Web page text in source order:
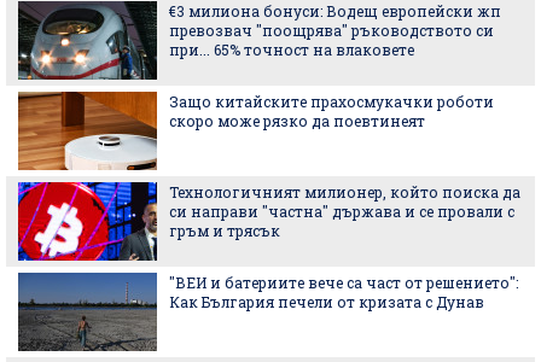
€3 милиона бонуси: Водещ европейски жп
превозвач "поощрява" ръководството си
при... 65% точност на влаковете
Защо китайските прахосмукачки роботи
скоро може рязко да поевтинеят
Технологичният милионер, който поиска да
си направи "частна" държава и се провали с
гръм и трясък
"ВЕИ и батериите вече са част от решението":
Как България печели от кризата с Дунав